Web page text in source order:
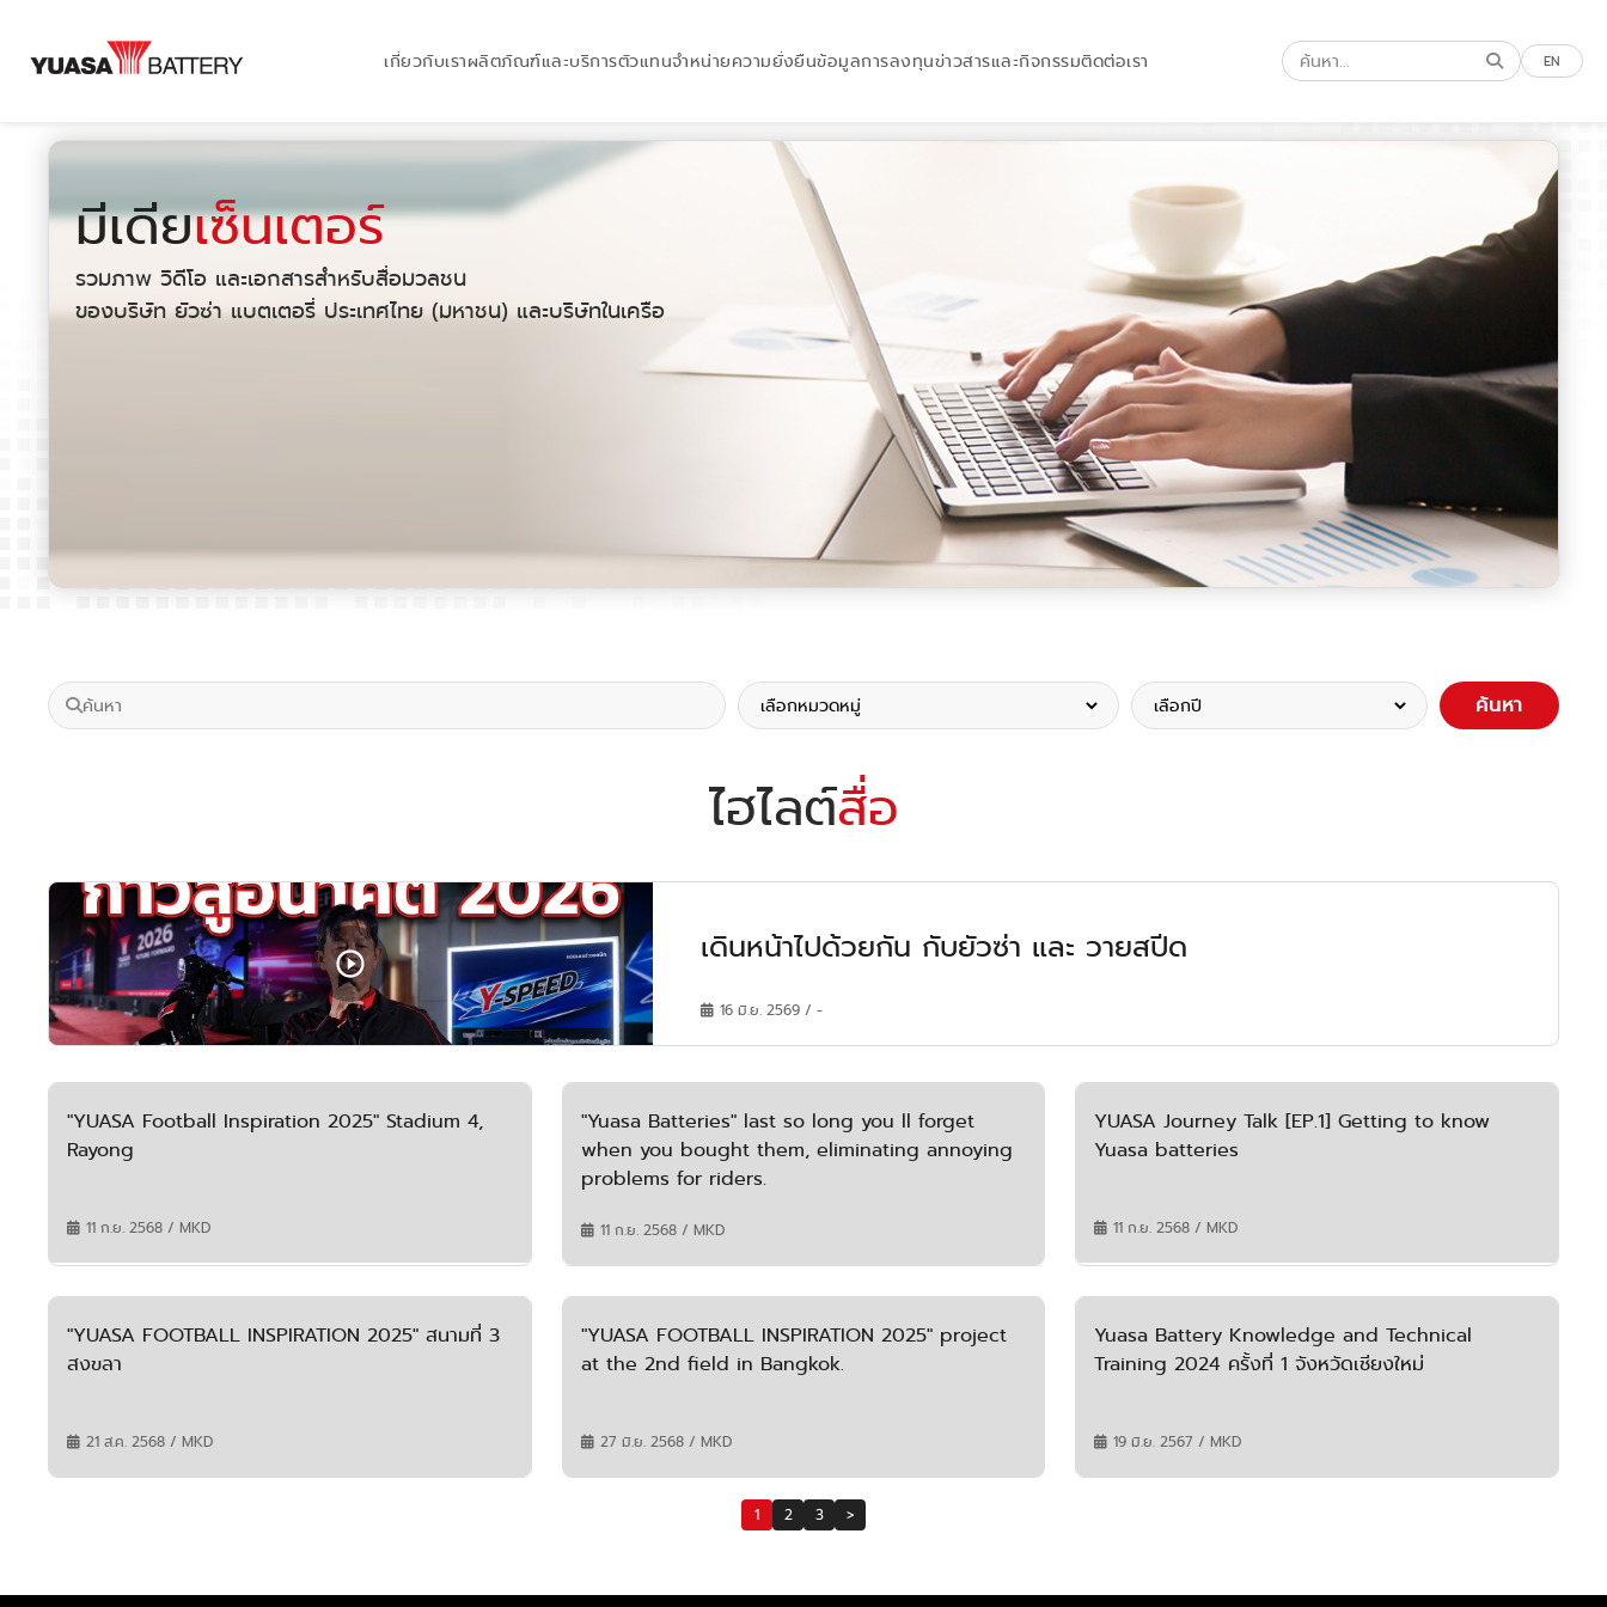
เกี่ยวกับเราผลิตภัณฑ์และบริการตัวแทนจำหน่ายความยั่งยืนข้อมูลการลงทุนข่าวสารและกิจกรรมติดต่อเรา EN
มีเดียเซ็นเตอร์
รวมภาพ วิดีโอ และเอกสารสำหรับสื่อมวลชน
ของบริษัท ยัวซ่า แบตเตอรี่ ประเทศไทย (มหาชน) และบริษัทในเครือ
ค้นหา
ไฮไลต์สื่อ
เดินหน้าไปด้วยกัน กับยัวซ่า และ วายสปีด
16 มิ.ย. 2569 / -
"YUASA Football Inspiration 2025" Stadium 4,
Rayong
11 ก.ย. 2568 / MKD
"Yuasa Batteries" last so long you ll forget
when you bought them, eliminating annoying
problems for riders.
11 ก.ย. 2568 / MKD
YUASA Journey Talk [EP.1] Getting to know
Yuasa batteries
11 ก.ย. 2568 / MKD
"YUASA FOOTBALL INSPIRATION 2025" สนามที่ 3
สงขลา
21 ส.ค. 2568 / MKD
"YUASA FOOTBALL INSPIRATION 2025" project
at the 2nd field in Bangkok.
27 มิ.ย. 2568 / MKD
Yuasa Battery Knowledge and Technical
Training 2024 ครั้งที่ 1 จังหวัดเชียงใหม่
19 มิ.ย. 2567 / MKD
1 2 3 >